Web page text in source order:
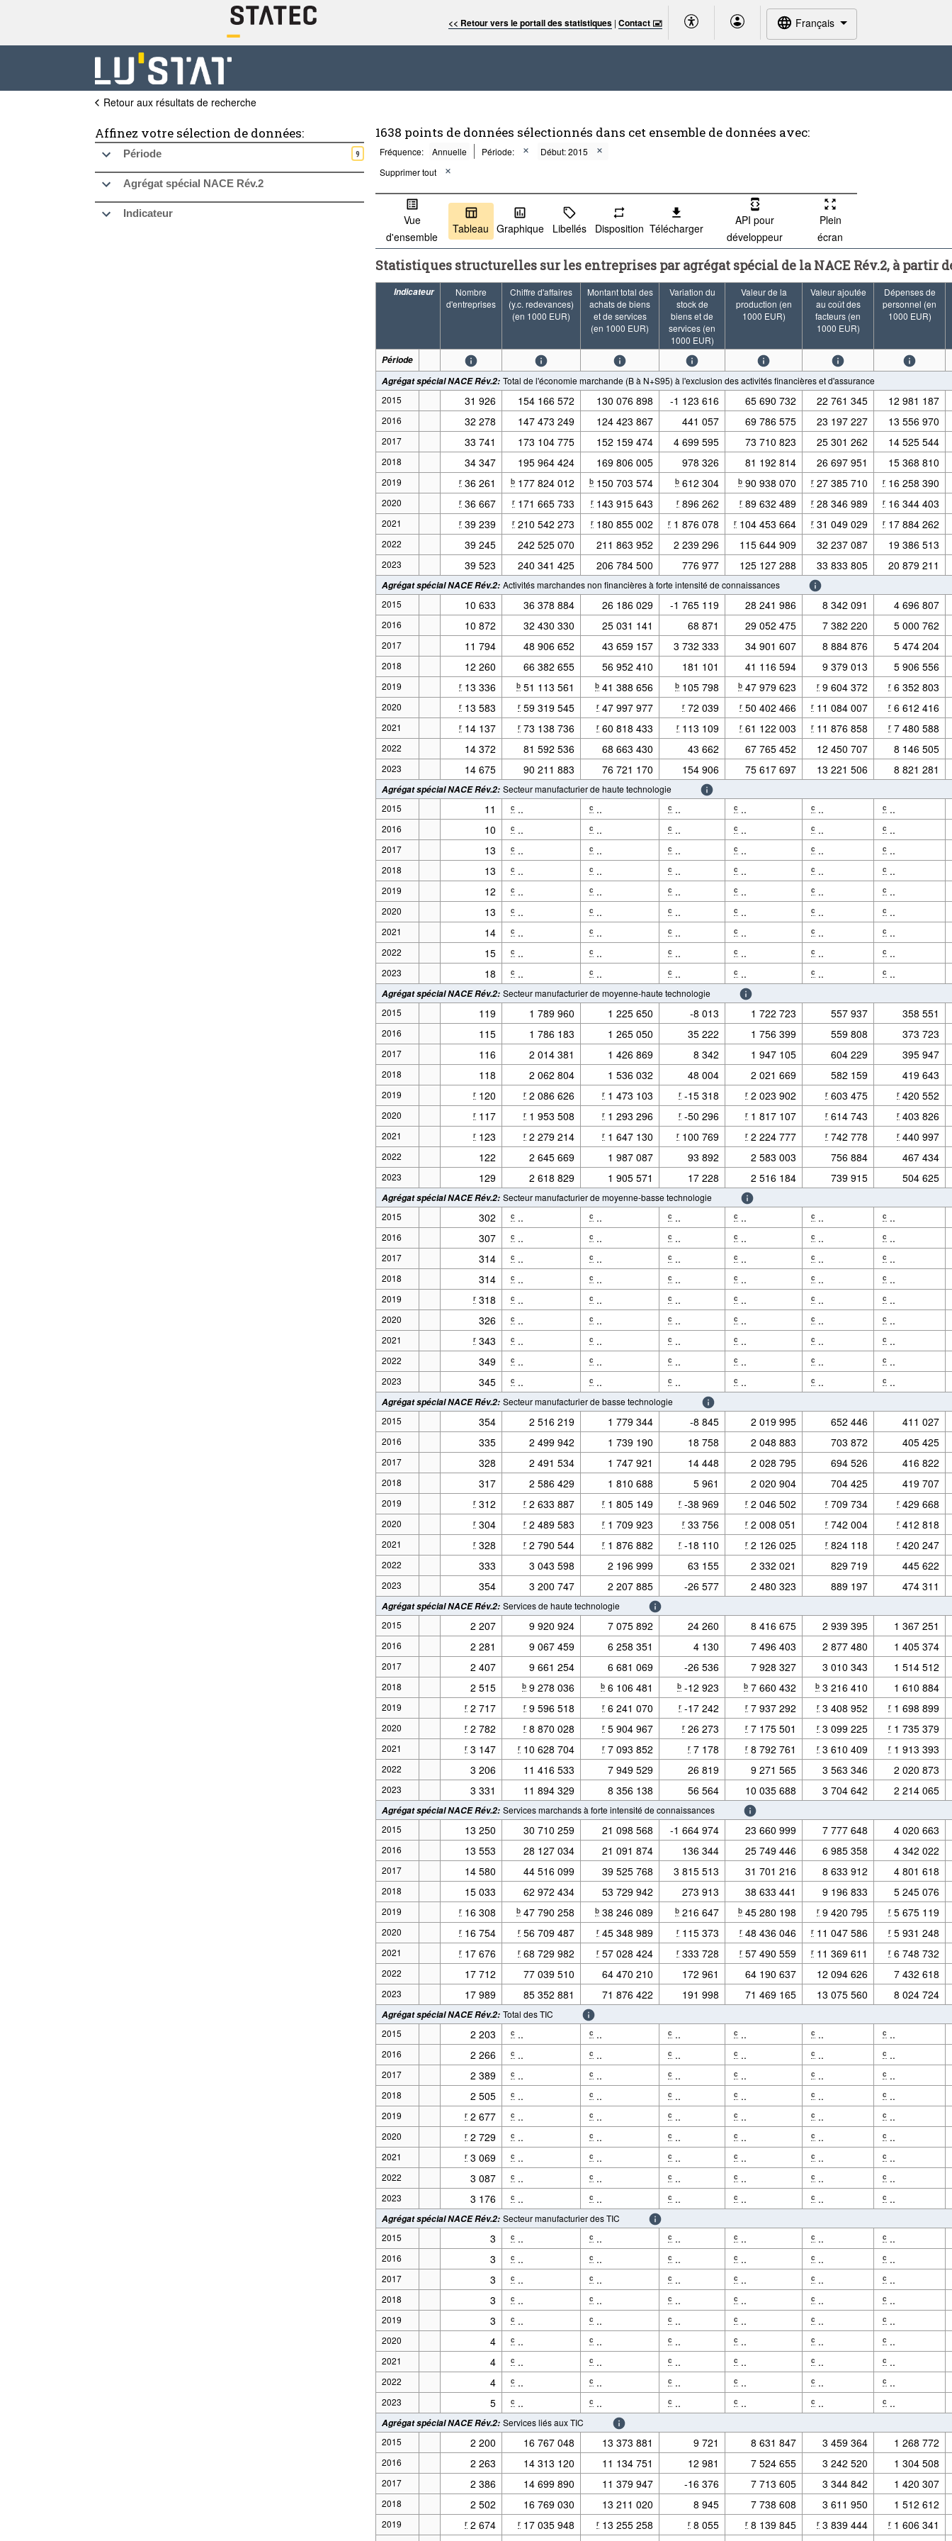
<< Retour vers le portail des statistiques |Contact 🖃 Français
Retour aux résultats de recherche
Affinez votre sélection de données:
Période 9
Agrégat spécial NACE Rév.2
Indicateur
1638 points de données sélectionnés dans cet ensemble de données avec:
Fréquence: Annuelle Période:
Début: 2015
Supprimer tout
Vue
d'ensemble
Tableau Graphique Libellés Disposition Télécharger
API pour
développeur
Plein
écran
Statistiques structurelles sur les entreprises par agrégat spécial de la NACE Rév.2, à partir
Indicateur
Nombre
d'entreprises
Chiffre d'affaires
(y.c. redevances)
(en 1000 EUR)
Montant total des
achats de biens
et de services
(en 1000 EUR)
Variation du
stock de
biens et de
services (en
1000 EUR)
Valeur de la
production (en
1000 EUR)
Valeur ajoutée
au coût des
facteurs (en
1000 EUR)
Dépenses de
personnel (en
1000 EUR)
Période
Agrégat spécial NACE Rév.2: Total de l'économie marchande (B à N+S95) à l'exclusion des activités financières et d'assurance
2015
31 926 154 166 572 130 076 898 -1 123 616 65 690 732 22 761 345 12 981 187
2016 32 278 147 473 249 124 423 867 441 057 69 786 575 23 197 227 13 556 970
2017 33 741 173 104 775 152 159 474 4 699 595 73 710 823 25 301 262 14 525 544
2018 34 347 195 964 424 169 806 005 978 326 81 192 814 26 697 951 15 368 810
2019 r 36 261 b 177 824 012 b 150 703 574 b 612 304 b 90 938 070 r 27 385 710 r 16 258 390
2020 r 36 667 r 171 665 733 r 143 915 643 r 896 262 r 89 632 489 r 28 346 989 r 16 344 403
2021 r 39 239 r 210 542 273 r 180 855 002 r 1 876 078 r 104 453 664 r 31 049 029 r 17 884 262
2022 39 245 242 525 070 211 863 952 2 239 296 115 644 909 32 237 087 19 386 513
2023 39 523 240 341 425 206 784 500 776 977 125 127 288 33 833 805 20 879 211
Agrégat spécial NACE Rév.2: Activités marchandes non financières à forte intensité de connaissances
2015
10 633 36 378 884 26 186 029 -1 765 119 28 241 986 8 342 091 4 696 807
2016 10 872 32 430 330 25 031 141 68 871 29 052 475 7 382 220 5 000 762
2017 11 794 48 906 652 43 659 157 3 732 333 34 901 607 8 884 876 5 474 204
2018 12 260 66 382 655 56 952 410 181 101 41 116 594 9 379 013 5 906 556
2019 r 13 336 b 51 113 561 b 41 388 656 b 105 798 b 47 979 623 r 9 604 372 r 6 352 803
2020 r 13 583 r 59 319 545 r 47 997 977 r 72 039 r 50 402 466 r 11 084 007 r 6 612 416
2021 r 14 137 r 73 138 736 r 60 818 433 r 113 109 r 61 122 003 r 11 876 858 r 7 480 588
2022 14 372 81 592 536 68 663 430 43 662 67 765 452 12 450 707 8 146 505
2023 14 675 90 211 883 76 721 170 154 906 75 617 697 13 221 506 8 821 281
Agrégat spécial NACE Rév.2: Secteur manufacturier de haute technologie
2015
11 c .. c .. c .. c .. c .. c ..
2016 10 c .. c .. c .. c .. c .. c ..
2017 13 c .. c .. c .. c .. c .. c ..
2018 13 c .. c .. c .. c .. c .. c ..
2019 12 c .. c .. c .. c .. c .. c ..
2020 13 c .. c .. c .. c .. c .. c ..
2021 14 c .. c .. c .. c .. c .. c ..
2022 15 c .. c .. c .. c .. c .. c ..
2023 18 c .. c .. c .. c .. c .. c ..
Agrégat spécial NACE Rév.2: Secteur manufacturier de moyenne-haute technologie
2015
119 1 789 960 1 225 650 -8 013 1 722 723 557 937 358 551
2016 115 1 786 183 1 265 050 35 222 1 756 399 559 808 373 723
2017 116 2 014 381 1 426 869 8 342 1 947 105 604 229 395 947
2018 118 2 062 804 1 536 032 48 004 2 021 669 582 159 419 643
2019 r 120 r 2 086 626 r 1 473 103 r -15 318 r 2 023 902 r 603 475 r 420 552
2020 r 117 r 1 953 508 r 1 293 296 r -50 296 r 1 817 107 r 614 743 r 403 826
2021 r 123 r 2 279 214 r 1 647 130 r 100 769 r 2 224 777 r 742 778 r 440 997
2022 122 2 645 669 1 987 087 93 892 2 583 003 756 884 467 434
2023 129 2 618 829 1 905 571 17 228 2 516 184 739 915 504 625
Agrégat spécial NACE Rév.2: Secteur manufacturier de moyenne-basse technologie
2015
302 c .. c .. c .. c .. c .. c ..
2016 307 c .. c .. c .. c .. c .. c ..
2017 314 c .. c .. c .. c .. c .. c ..
2018 314 c .. c .. c .. c .. c .. c ..
2019 r 318 c .. c .. c .. c .. c .. c ..
2020 326 c .. c .. c .. c .. c .. c ..
2021 r 343 c .. c .. c .. c .. c .. c ..
2022 349 c .. c .. c .. c .. c .. c ..
2023 345 c .. c .. c .. c .. c .. c ..
Agrégat spécial NACE Rév.2: Secteur manufacturier de basse technologie
2015
354 2 516 219 1 779 344 -8 845 2 019 995 652 446 411 027
2016 335 2 499 942 1 739 190 18 758 2 048 883 703 872 405 425
2017 328 2 491 534 1 747 921 14 448 2 028 795 694 526 416 822
2018 317 2 586 429 1 810 688 5 961 2 020 904 704 425 419 707
2019 r 312 r 2 633 887 r 1 805 149 r -38 969 r 2 046 502 r 709 734 r 429 668
2020 r 304 r 2 489 583 r 1 709 923 r 33 756 r 2 008 051 r 742 004 r 412 818
2021 r 328 r 2 790 544 r 1 876 882 r -18 110 r 2 126 025 r 824 118 r 420 247
2022 333 3 043 598 2 196 999 63 155 2 332 021 829 719 445 622
2023 354 3 200 747 2 207 885 -26 577 2 480 323 889 197 474 311
Agrégat spécial NACE Rév.2: Services de haute technologie
2015
2 207 9 920 924 7 075 892 24 260 8 416 675 2 939 395 1 367 251
2016 2 281 9 067 459 6 258 351 4 130 7 496 403 2 877 480 1 405 374
2017 2 407 9 661 254 6 681 069 -26 536 7 928 327 3 010 343 1 514 512
2018 2 515 b 9 278 036 b 6 106 481 b -12 923 b 7 660 432 b 3 216 410 1 610 884
2019 r 2 717 r 9 596 518 r 6 241 070 r -17 242 r 7 937 292 r 3 408 952 r 1 698 899
2020 r 2 782 r 8 870 028 r 5 904 967 r 26 273 r 7 175 501 r 3 099 225 r 1 735 379
2021 r 3 147 r 10 628 704 r 7 093 852 r 7 178 r 8 792 761 r 3 610 409 r 1 913 393
2022 3 206 11 416 533 7 949 529 26 819 9 271 565 3 563 346 2 020 873
2023 3 331 11 894 329 8 356 138 56 564 10 035 688 3 704 642 2 214 065
Agrégat spécial NACE Rév.2: Services marchands à forte intensité de connaissances
2015
13 250 30 710 259 21 098 568 -1 664 974 23 660 999 7 777 648 4 020 663
2016 13 553 28 127 034 21 091 874 136 344 25 749 446 6 985 358 4 342 022
2017 14 580 44 516 099 39 525 768 3 815 513 31 701 216 8 633 912 4 801 618
2018 15 033 62 972 434 53 729 942 273 913 38 633 441 9 196 833 5 245 076
2019 r 16 308 b 47 790 258 b 38 246 089 b 216 647 b 45 280 198 r 9 420 795 r 5 675 119
2020 r 16 754 r 56 709 487 r 45 348 989 r 115 373 r 48 436 046 r 11 047 586 r 5 931 248
2021 r 17 676 r 68 729 982 r 57 028 424 r 333 728 r 57 490 559 r 11 369 611 r 6 748 732
2022 17 712 77 039 510 64 470 210 172 961 64 190 637 12 094 626 7 432 618
2023 17 989 85 352 881 71 876 422 191 998 71 469 165 13 075 560 8 024 724
Agrégat spécial NACE Rév.2: Total des TIC
2015
2 203 c .. c .. c .. c .. c .. c ..
2016 2 266 c .. c .. c .. c .. c .. c ..
2017 2 389 c .. c .. c .. c .. c .. c ..
2018 2 505 c .. c .. c .. c .. c .. c ..
2019 r 2 677 c .. c .. c .. c .. c .. c ..
2020 r 2 729 c .. c .. c .. c .. c .. c ..
2021 r 3 069 c .. c .. c .. c .. c .. c ..
2022 3 087 c .. c .. c .. c .. c .. c ..
2023 3 176 c .. c .. c .. c .. c .. c ..
Agrégat spécial NACE Rév.2: Secteur manufacturier des TIC
2015
3 c .. c .. c .. c .. c .. c ..
2016 3 c .. c .. c .. c .. c .. c ..
2017 3 c .. c .. c .. c .. c .. c ..
2018 3 c .. c .. c .. c .. c .. c ..
2019 3 c .. c .. c .. c .. c .. c ..
2020 4 c .. c .. c .. c .. c .. c ..
2021 4 c .. c .. c .. c .. c .. c ..
2022 4 c .. c .. c .. c .. c .. c ..
2023 5 c .. c .. c .. c .. c .. c ..
Agrégat spécial NACE Rév.2: Services liés aux TIC
2015
2 200 16 767 048 13 373 881 9 721 8 631 847 3 459 364 1 268 772
2016 2 263 14 313 120 11 134 751 12 981 7 524 655 3 242 520 1 304 508
2017 2 386 14 699 890 11 379 947 -16 376 7 713 605 3 344 842 1 420 307
2018 2 502 16 769 030 13 211 020 8 945 7 738 608 3 611 950 1 512 612
2019 r 2 674 r 17 035 948 r 13 255 258 r 8 055 r 8 139 845 r 3 839 444 r 1 606 341